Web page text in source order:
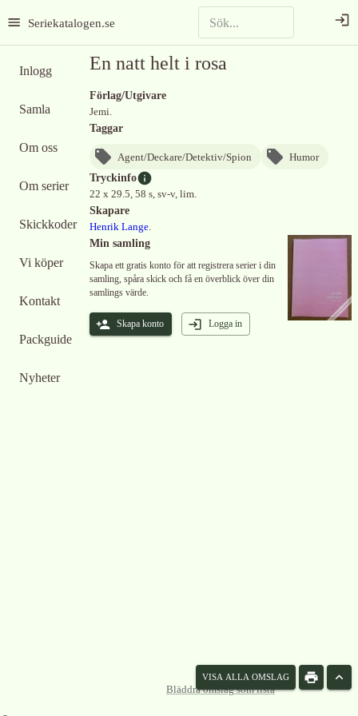
Seriekatalogen.se
Inlogg
Samla
Om oss
Om serier
Skickkoder
Vi köper
Kontakt
Packguide
Nyheter
En natt helt i rosa
Förlag/Utgivare
Jemi.
Taggar
Agent/Deckare/Detektiv/Spion
Humor
Tryckinfo
22 x 29.5, 58 s, sv-v, lim.
Skapare
Henrik Lange.
Min samling
Skapa ett gratis konto för att registrera serier i din
samling, spåra skick och få en överblick över din
samlings värde.
Skapa konto Logga in
VISA ALLA OMSLAG
Bläddra omslag som lista